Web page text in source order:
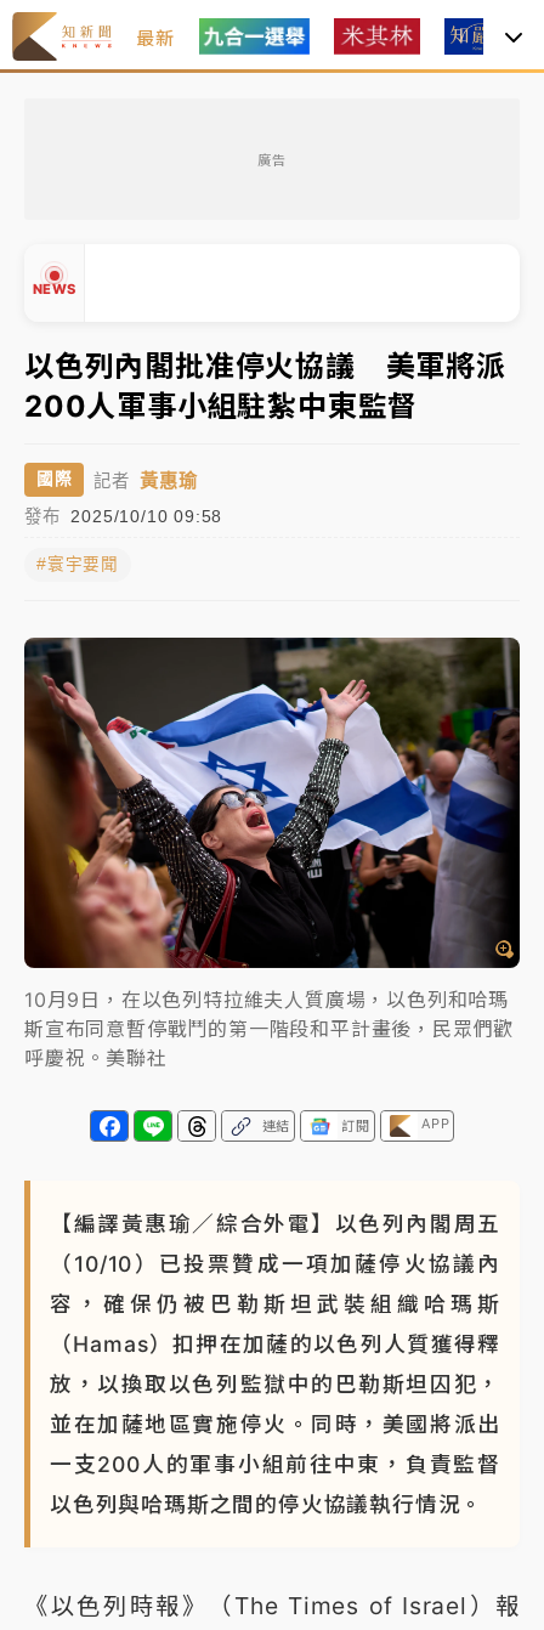
最新
廣告
NEWS
中信慈善基金會想增加董事人數！辜仲諒向法院聲請遭
駁 理由曝光
故宮《龍藏經》特展第2檔！今線上預約開賣一度塞車
周六起展出延長至晚上7時
台東農業處長涉圖利渡假村！東檢抗告成功 今重開羈
父親節泡湯了！中颱白海豚雨彈轟3天 「紅到發紫」降
雨熱區曝
暑假過三周才推「E宿新北打卡趣」！抽獎程序複雜 觀
旅局回應了
中信慈善基金會想增加董事人數！辜仲諒向法院聲請遭
駁 理由曝光
故宮《龍藏經》特展第2檔！今線上預約開賣一度塞車
周六起展出延長至晚上7時
台東農業處長涉圖利渡假村！東檢抗告成功 今重開羈
押庭
父親節泡湯了！中颱白海豚雨彈轟3天 「紅到發紫」降
雨熱區曝
以色列內閣批准停火協議 美軍將派
200人軍事小組駐紮中東監督
國際 記者 黃惠瑜
發布 2025/10/10 09:58
#寰宇要聞
10月9日，在以色列特拉維夫人質廣場，以色列和哈瑪
斯宣布同意暫停戰鬥的第一階段和平計畫後，民眾們歡
呼慶祝。美聯社
連結 訂閱 APP
【編譯黃惠瑜／綜合外電】以色列內閣周五
（10/10）已投票贊成一項加薩停火協議內
容，確保仍被巴勒斯坦武裝組織哈瑪斯
（Hamas）扣押在加薩的以色列人質獲得釋
放，以換取以色列監獄中的巴勒斯坦囚犯，
並在加薩地區實施停火。同時，美國將派出
一支200人的軍事小組前往中東，負責監督
以色列與哈瑪斯之間的停火協議執行情況。
《以色列時報》（The Times of Israel）報